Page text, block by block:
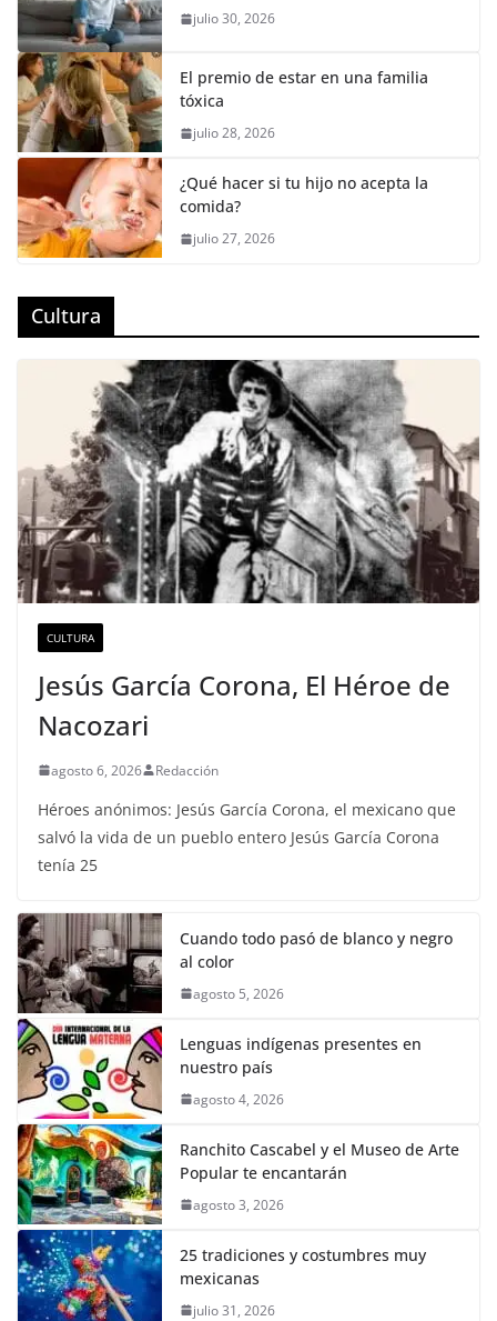
julio 30, 2026
El premio de estar en una familia
tóxica
julio 28, 2026
¿Qué hacer si tu hijo no acepta la
comida?
julio 27, 2026
Cultura
CULTURA
Jesús García Corona, El Héroe de
Nacozari
agosto 6, 2026 Redacción
Héroes anónimos: Jesús García Corona, el mexicano que
salvó la vida de un pueblo entero Jesús García Corona
tenía 25
Cuando todo pasó de blanco y negro
al color
agosto 5, 2026
Lenguas indígenas presentes en
nuestro país
agosto 4, 2026
Ranchito Cascabel y el Museo de Arte
Popular te encantarán
agosto 3, 2026
25 tradiciones y costumbres muy
mexicanas
julio 31, 2026